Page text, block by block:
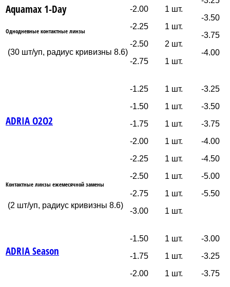
Aquamax 1-Day
Однодневные контактные линзы
(30 шт/уп, радиус кривизны 8.6)
-2.00 1 шт.
-2.25 1 шт.
-2.50 2 шт.
-2.75 1 шт.
-3.50
-3.75
-4.00
ADRIA O2O2
Контактные линзы ежемесячной замены
(2 шт/уп, радиус кривизны 8.6)
-1.25 1 шт.
-1.50 1 шт.
-1.75 1 шт.
-2.00 1 шт.
-2.25 1 шт.
-2.50 1 шт.
-2.75 1 шт.
-3.00 1 шт.
-3.25
-
-
-
-
-5.00
-5.50
ADRIA Season
-1.50 1 шт.
-1.75 1 шт.
-2.00 1 шт.
-3.00
-
-